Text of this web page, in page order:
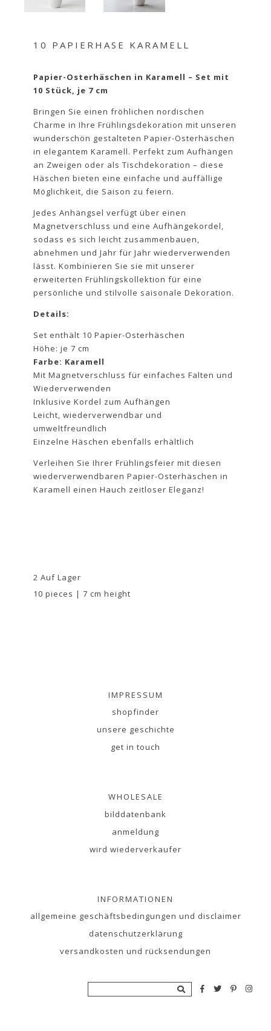
10 PAPIERHASE KARAMELL
Papier-Osterhäschen in Karamell – Set mit
10 Stück, je 7 cm
Bringen Sie einen fröhlichen nordischen
Charme in Ihre Frühlingsdekoration mit unseren
wunderschön gestalteten Papier-Osterhäschen
in elegantem Karamell. Perfekt zum Aufhängen
an Zweigen oder als Tischdekoration – diese
Häschen bieten eine einfache und auffällige
Möglichkeit, die Saison zu feiern.
Jedes Anhängsel verfügt über einen
Magnetverschluss und eine Aufhängekordel,
sodass es sich leicht zusammenbauen,
abnehmen und Jahr für Jahr wiederverwenden
lässt. Kombinieren Sie sie mit unserer
erweiterten Frühlingskollektion für eine
persönliche und stilvolle saisonale Dekoration.
Details:
Set enthält 10 Papier-Osterhäschen
Höhe: je 7 cm
Farbe: Karamell
Mit Magnetverschluss für einfaches Falten und
Wiederverwenden
Inklusive Kordel zum Aufhängen
Leicht, wiederverwendbar und
umweltfreundlich
Einzelne Häschen ebenfalls erhältlich
Verleihen Sie Ihrer Frühlingsfeier mit diesen
wiederverwendbaren Papier-Osterhäschen in
Karamell einen Hauch zeitloser Eleganz!
2 Auf Lager
10 pieces | 7 cm height
IMPRESSUM
shopfinder
unsere geschichte
get in touch
WHOLESALE
bilddatenbank
anmeldung
wird wiederverkaufer
INFORMATIONEN
allgemeine geschäftsbedingungen und disclaimer
datenschutzerklärung
versandkosten und rücksendungen